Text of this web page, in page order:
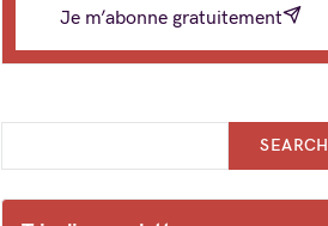
Je m’abonne gratuitement
SEARCH